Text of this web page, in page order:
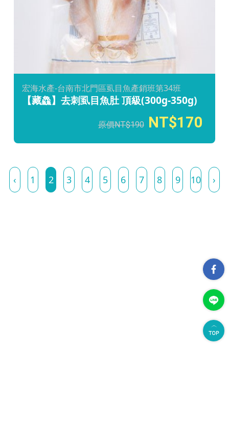
宏海水產-台南市北門區虱目魚產銷班第34班
【藏鱻】去刺虱目魚肚 頂級(300g-350g)
190 170
‹ 1 2 3 4 5 6 7 8 9 10 ›